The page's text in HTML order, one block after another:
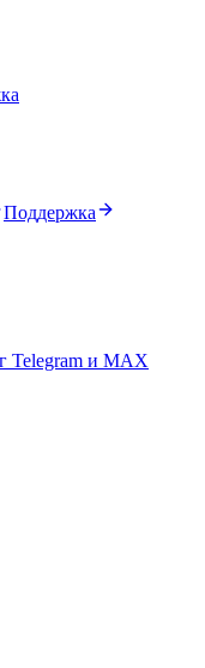
Поддержка
Telegram и MAX